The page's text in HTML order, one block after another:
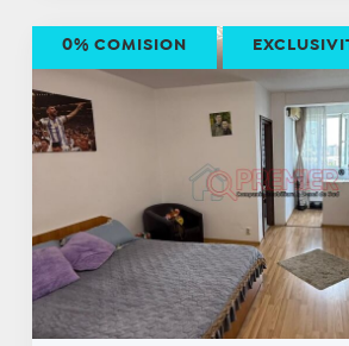
0% COMISION